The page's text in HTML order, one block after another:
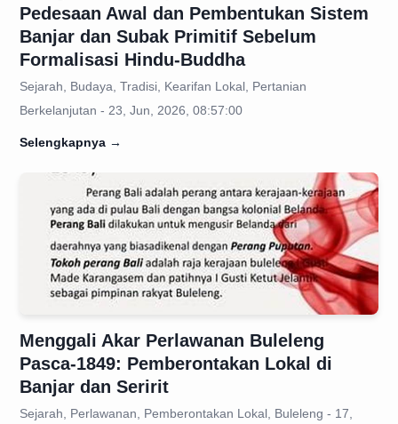
Pedesaan Awal dan Pembentukan Sistem
Banjar dan Subak Primitif Sebelum
Formalisasi Hindu-Buddha
Sejarah, Budaya, Tradisi, Kearifan Lokal, Pertanian
Berkelanjutan - 23, Jun, 2026, 08:57:00
Selengkapnya →
Menggali Akar Perlawanan Buleleng
Pasca-1849: Pemberontakan Lokal di
Banjar dan Seririt
Sejarah, Perlawanan, Pemberontakan Lokal, Buleleng - 17,